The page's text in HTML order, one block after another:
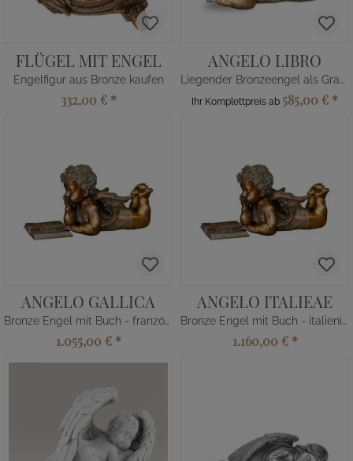
FLÜGEL MIT ENGEL
Engelfigur aus Bronze kaufen
332,00 € *
ANGELO LIBRO
Liegender Bronzeengel als Grabfigur
Ihr Komplettpreis ab 585,00 € *
ANGELO GALLICA
Bronze Engel mit Buch - französisch
1.055,00 € *
ANGELO ITALIEAE
Bronze Engel mit Buch - italienisch
1.160,00 € *